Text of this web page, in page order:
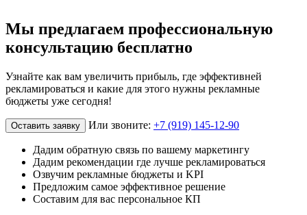
Мы предлагаем профессиональную
консультацию бесплатно
Узнайте как вам увеличить прибыль, где эффективней
рекламироваться и какие для этого нужны рекламные
бюджеты уже сегодня!
Оставить заявку Или звоните: +7 (919) 145-12-90
Дадим обратную связь по вашему маркетингу
Дадим рекомендации где лучше рекламироваться
Озвучим рекламные бюджеты и KPI
Предложим самое эффективное решение
Составим для вас персональное КП